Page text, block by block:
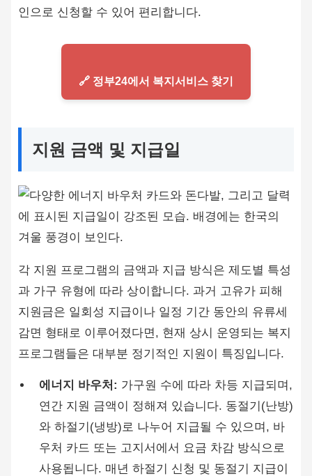
인으로 신청할 수 있어 편리합니다.
🔗 정부24에서 복지서비스 찾기
지원 금액 및 지급일
각 지원 프로그램의 금액과 지급 방식은 제도별 특성
과 가구 유형에 따라 상이합니다. 과거 고유가 피해
지원금은 일회성 지급이나 일정 기간 동안의 유류세
감면 형태로 이루어졌다면, 현재 상시 운영되는 복지
프로그램들은 대부분 정기적인 지원이 특징입니다.
에너지 바우처: 가구원 수에 따라 차등 지급되며,
연간 지원 금액이 정해져 있습니다. 동절기(난방)
와 하절기(냉방)로 나누어 지급될 수 있으며, 바
우처 카드 또는 고지서에서 요금 차감 방식으로
사용됩니다. 매년 하절기 신청 및 동절기 지급이